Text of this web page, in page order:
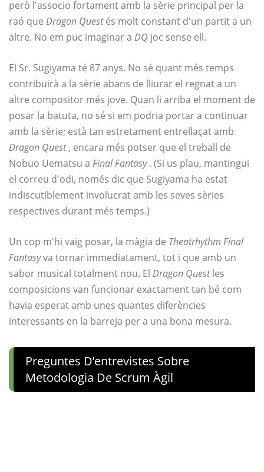
però l'associo fortament amb la sèrie principal per la
raó que Dragon Questés molt constant d'un partit a un
altre. No em puc imaginar a DQ joc sense ell.
El Sr. Sugiyama té 87 anys. No sé quant més temps
contribuirà a la sèrie abans de lliurar el regnat a un
altre compositor més jove. Quan li arriba el moment de
posar la batuta, no sé si em podria portar a continuar
amb la sèrie; està tan estretament entrellaçat amb
Dragon Quest, encara més potser que el treball de
Nobuo Uematsu a Final Fantasy. (Si us plau, mantingui
el correu d'odi, només dic que Sugiyama ha estat
indiscutiblement involucrat amb les seves sèries
respectives durant més temps.)
Un cop m'hi vaig posar, la màgia de Theatrhythm Final
Fantasyva tornar immediatament, tot i que amb un
sabor musical totalment nou. El Dragon Questles
composicions van funcionar exactament tan bé com
havia esperat amb unes quantes diferències
interessants en la barreja per a una bona mesura.
Preguntes D’entrevistes Sobre
Metodologia De Scrum Àgil